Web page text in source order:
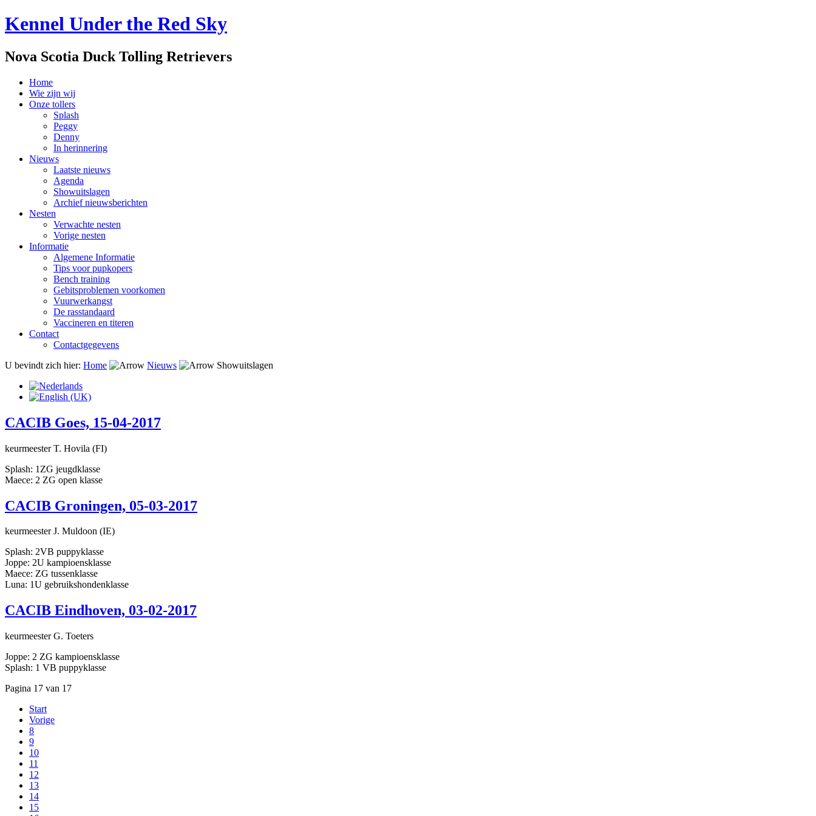
Kennel Under the Red Sky
Nova Scotia Duck Tolling Retrievers
Home
Wie zijn wij
Onze tollers
Splash
Peggy
Denny
In herinnering
Nieuws
Laatste nieuws
Agenda
Showuitslagen
Archief nieuwsberichten
Nesten
Verwachte nesten
Vorige nesten
Informatie
Algemene Informatie
Tips voor pupkopers
Bench training
Gebitsproblemen voorkomen
Vuurwerkangst
De rasstandaard
Vaccineren en titeren
Contact
Contactgegevens
U bevindt zich hier: Home Nieuws Showuitslagen
CACIB Goes, 15-04-2017
keurmeester T. Hovila (FI)
Splash: 1ZG jeugdklasse
Maece: 2 ZG open klasse
CACIB Groningen, 05-03-2017
keurmeester J. Muldoon (IE)
Splash: 2VB puppyklasse
Joppe: 2U kampioensklasse
Maece: ZG tussenklasse
Luna: 1U gebruikshondenklasse
CACIB Eindhoven, 03-02-2017
keurmeester G. Toeters
Joppe: 2 ZG kampioensklasse
Splash: 1 VB puppyklasse
Pagina 17 van 17
Start
Vorige
8
9
10
11
12
13
14
15